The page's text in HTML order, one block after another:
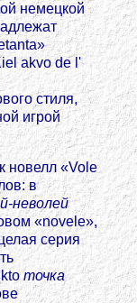
немецкой
akvo de l'
стиля,
игрой
новелл «Vole
в
неволей
«novele»,
серия
точка